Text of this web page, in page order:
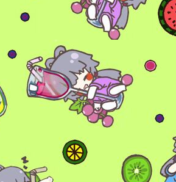
布内容，请购买会员或者提升权
6位以上
6位以上
登录